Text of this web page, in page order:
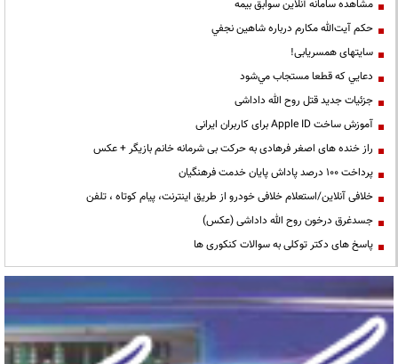
مشاهده سامانه آنلاين سوابق بیمه
حكم آيت‌الله مكارم درباره شاهين نجفي
سایتهای همسریابی!
دعايي كه قطعا مستجاب مي‌شود
جزئیات جدید قتل روح الله داداشی
آموزش ساخت Apple ID برای کاربران ایرانی
راز خنده های اصغر فرهادی به حرکت بی شرمانه خانم بازیگر + عکس
پرداخت ۱۰۰ درصد پاداش پایان خدمت فرهنگیان
خلافی آنلاین/استعلام خلافی خودرو از طریق اینترنت، پیام کوتاه ، تلفن
جسدغرق درخون روح الله داداشی (عکس)
پاسخ های دکتر توکلی به سوالات کنکوری ها